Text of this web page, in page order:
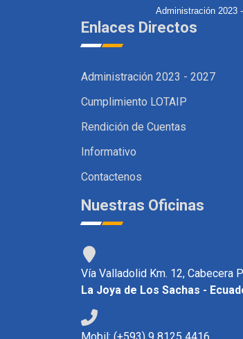
Administración 2023
Enlaces Directos
Administración 2023 - 2027
Cumplimiento LOTAIP
Rendición de Cuentas
Informativo
Contactenos
Nuestras Oficinas
Vía Valladolid Km. 12, Cabecera
La Joya de Los Sachas -